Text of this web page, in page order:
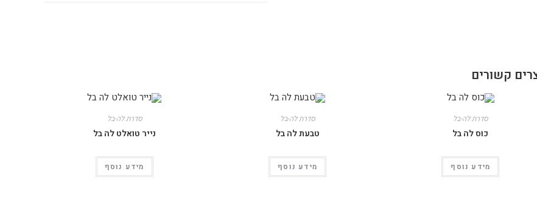
קשורים
סדרת לה-בל
כוס לה בל
מידע נוסף
סדרת לה-בל
טבעת לה בל
מידע נוסף
סדרת לה-בל
נייר טואלט לה בל
מידע נוסף